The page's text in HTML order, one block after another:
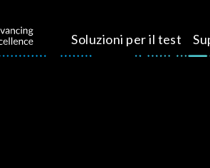
Soluzioni per il test